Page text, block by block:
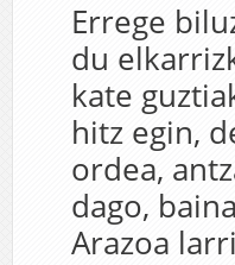
Errege
du
kate
hitz egin,
ordea,
dago,
Arazoa